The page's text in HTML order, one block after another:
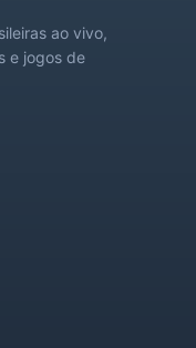
ao vivo,
e jogos de